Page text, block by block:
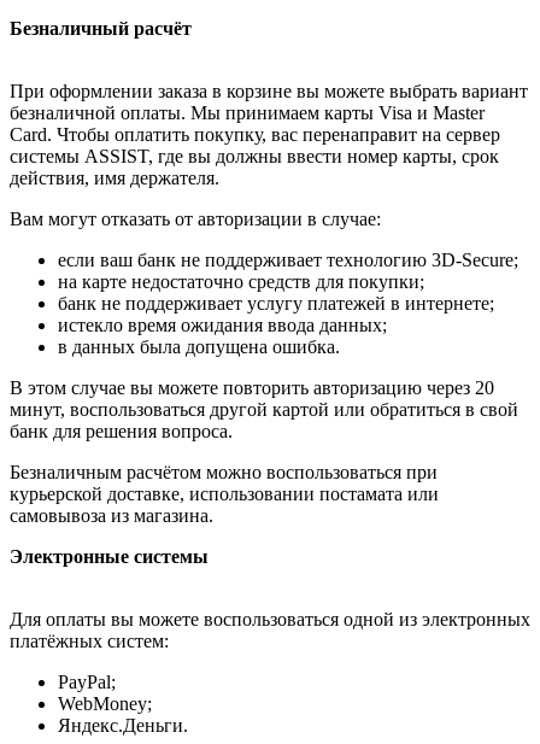
Безналичный расчёт
При оформлении заказа в корзине вы можете выбрать вариант
безналичной оплаты. Мы принимаем карты Visa и Master
Card. Чтобы оплатить покупку, вас перенаправит на сервер
системы ASSIST, где вы должны ввести номер карты, срок
действия, имя держателя.
Вам могут отказать от авторизации в случае:
если ваш банк не поддерживает технологию 3D-Secure;
на карте недостаточно средств для покупки;
банк не поддерживает услугу платежей в интернете;
истекло время ожидания ввода данных;
в данных была допущена ошибка.
В этом случае вы можете повторить авторизацию через 20
минут, воспользоваться другой картой или обратиться в свой
банк для решения вопроса.
Безналичным расчётом можно воспользоваться при
курьерской доставке, использовании постамата или
самовывоза из магазина.
Электронные системы
Для оплаты вы можете воспользоваться одной из электронных
платёжных систем:
PayPal;
WebMoney;
Яндекс.Деньги.